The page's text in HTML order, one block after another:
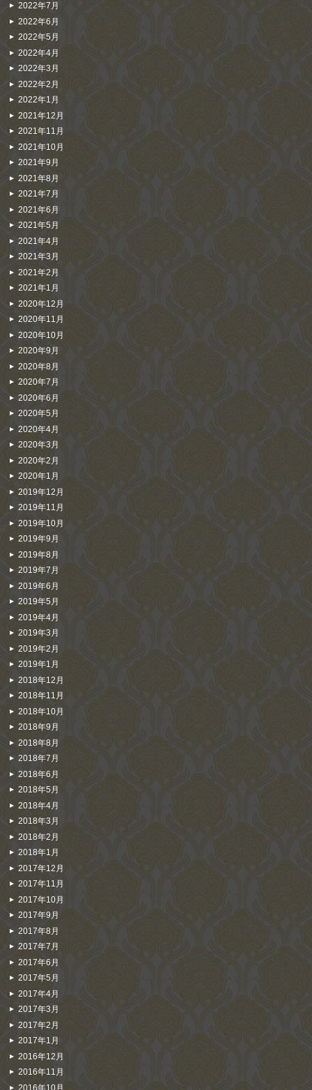
2022年7月
2022年6月
2022年5月
2022年4月
2022年3月
2022年2月
2022年1月
2021年12月
2021年11月
2021年10月
2021年9月
2021年8月
2021年7月
2021年6月
2021年5月
2021年4月
2021年3月
2021年2月
2021年1月
2020年12月
2020年11月
2020年10月
2020年9月
2020年8月
2020年7月
2020年6月
2020年5月
2020年4月
2020年3月
2020年2月
2020年1月
2019年12月
2019年11月
2019年10月
2019年9月
2019年8月
2019年7月
2019年6月
2019年5月
2019年4月
2019年3月
2019年2月
2019年1月
2018年12月
2018年11月
2018年10月
2018年9月
2018年8月
2018年7月
2018年6月
2018年5月
2018年4月
2018年3月
2018年2月
2018年1月
2017年12月
2017年11月
2017年10月
2017年9月
2017年8月
2017年7月
2017年6月
2017年5月
2017年4月
2017年3月
2017年2月
2017年1月
2016年12月
2016年11月
2016年10月